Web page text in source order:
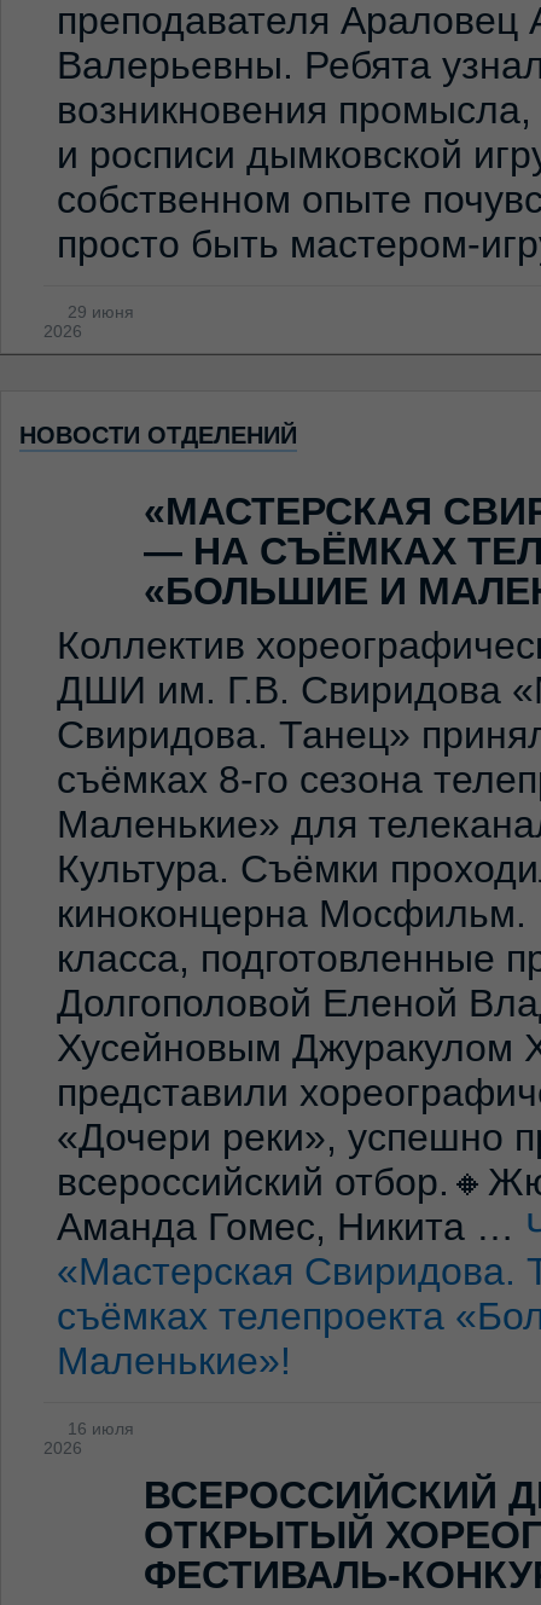
преподавателя Араловец
Валерьевны. Ребята
возникновения
и росписи дымковской
собственном опыте
просто быть мастером-
29 июня
2026
НОВОСТИ ОТДЕЛЕНИЙ
«МАСТЕРСКАЯ
— НА СЪЁМКАХ
«БОЛЬШИЕ И
Коллектив
ДШИ им. Г.В. Свиридова
Свиридова. Танец»
съёмках 8-го сезона
Маленькие» для
Культура. Съёмки
киноконцерна Мосфильм.
класса, подготовленные
Долгополовой Еленой
Хусейновым Джуракулом
представили
«Дочери реки», успешно
всероссийский
Аманда Гомес, Никита …
«Мастерская Свиридова.
съёмках телепроекта
Маленькие»!
16 июля
2026
ВСЕРОССИЙСКИЙ
ОТКРЫТЫЙ
ФЕСТИВАЛЬ-